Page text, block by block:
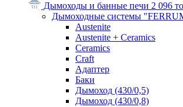
Дымоходы и банные печи 2 096
Дымоходные системы
Austenite
Austenite + Ceramics
Ceramics
Craft
Адаптер
Баки
Дымоход (430/0,5)
Дымоход (430/0,8)